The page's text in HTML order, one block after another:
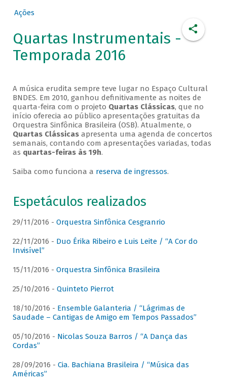
Ações
Quartas Instrumentais -
Temporada 2016
A música erudita sempre teve lugar no Espaço Cultural
BNDES. Em 2010, ganhou definitivamente as noites de
quarta-feira com o projeto Quartas Clássicas, que no
início oferecia ao público apresentações gratuitas da
Orquestra Sinfônica Brasileira (OSB). Atualmente, o
Quartas Clássicasapresenta uma agenda de concertos
semanais, contando com apresentações variadas, todas
as quartas-feiras às 19h.
Saiba como funciona a reserva de ingressos.
Espetáculos realizados
29/11/2016 - Orquestra Sinfônica Cesgranrio
22/11/2016 - Duo Érika Ribeiro e Luis Leite / “A Cor do
Invisível”
15/11/2016 - Orquestra Sinfônica Brasileira
25/10/2016 - Quinteto Pierrot
18/10/2016 - Ensemble Galanteria / “Lágrimas de
Saudade – Cantigas de Amigo em Tempos Passados”
05/10/2016 - Nicolas Souza Barros / “A Dança das
Cordas”
28/09/2016 - Cia. Bachiana Brasileira / “Música das
Américas”